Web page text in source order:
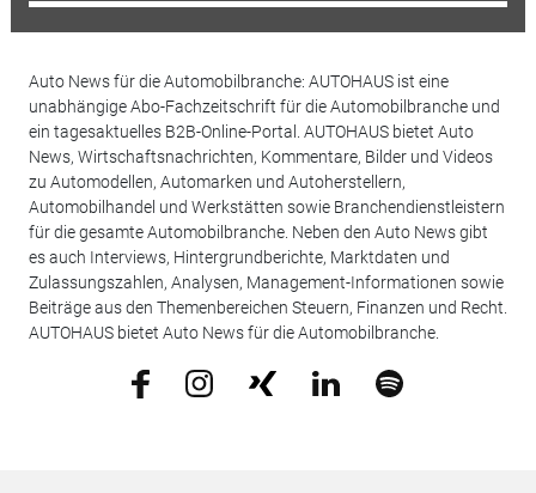
Auto News für die Automobilbranche: AUTOHAUS ist eine
unabhängige Abo-Fachzeitschrift für die Automobilbranche und
ein tagesaktuelles B2B-Online-Portal. AUTOHAUS bietet Auto
News, Wirtschaftsnachrichten, Kommentare, Bilder und Videos
zu Automodellen, Automarken und Autoherstellern,
Automobilhandel und Werkstätten sowie Branchendienstleistern
für die gesamte Automobilbranche. Neben den Auto News gibt
es auch Interviews, Hintergrundberichte, Marktdaten und
Zulassungszahlen, Analysen, Management-Informationen sowie
Beiträge aus den Themenbereichen Steuern, Finanzen und Recht.
AUTOHAUS bietet Auto News für die Automobilbranche.